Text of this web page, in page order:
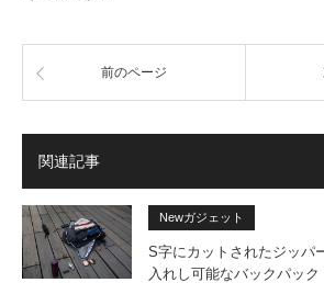
前のページ
関連記事
Newガジェット
S字にカットされたジッパ
入れし可能なバックパック